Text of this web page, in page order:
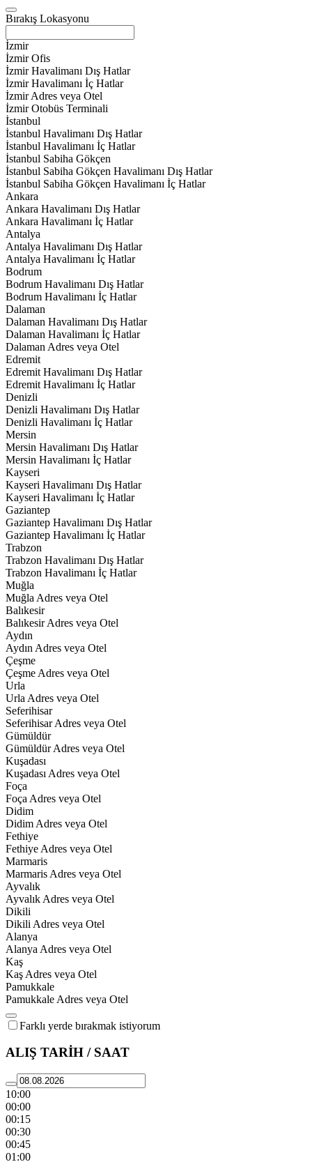
Bırakış Lokasyonu
İzmir
İzmir Ofis
İzmir Havalimanı Dış Hatlar
İzmir Havalimanı İç Hatlar
İzmir Adres veya Otel
İzmir Otobüs Terminali
İstanbul
İstanbul Havalimanı Dış Hatlar
İstanbul Havalimanı İç Hatlar
İstanbul Sabiha Gökçen
İstanbul Sabiha Gökçen Havalimanı Dış Hatlar
İstanbul Sabiha Gökçen Havalimanı İç Hatlar
Ankara
Ankara Havalimanı Dış Hatlar
Ankara Havalimanı İç Hatlar
Antalya
Antalya Havalimanı Dış Hatlar
Antalya Havalimanı İç Hatlar
Bodrum
Bodrum Havalimanı Dış Hatlar
Bodrum Havalimanı İç Hatlar
Dalaman
Dalaman Havalimanı Dış Hatlar
Dalaman Havalimanı İç Hatlar
Dalaman Adres veya Otel
Edremit
Edremit Havalimanı Dış Hatlar
Edremit Havalimanı İç Hatlar
Denizli
Denizli Havalimanı Dış Hatlar
Denizli Havalimanı İç Hatlar
Mersin
Mersin Havalimanı Dış Hatlar
Mersin Havalimanı İç Hatlar
Kayseri
Kayseri Havalimanı Dış Hatlar
Kayseri Havalimanı İç Hatlar
Gaziantep
Gaziantep Havalimanı Dış Hatlar
Gaziantep Havalimanı İç Hatlar
Trabzon
Trabzon Havalimanı Dış Hatlar
Trabzon Havalimanı İç Hatlar
Muğla
Muğla Adres veya Otel
Balıkesir
Balıkesir Adres veya Otel
Aydın
Aydın Adres veya Otel
Çeşme
Çeşme Adres veya Otel
Urla
Urla Adres veya Otel
Seferihisar
Seferihisar Adres veya Otel
Gümüldür
Gümüldür Adres veya Otel
Kuşadası
Kuşadası Adres veya Otel
Foça
Foça Adres veya Otel
Didim
Didim Adres veya Otel
Fethiye
Fethiye Adres veya Otel
Marmaris
Marmaris Adres veya Otel
Ayvalık
Ayvalık Adres veya Otel
Dikili
Dikili Adres veya Otel
Alanya
Alanya Adres veya Otel
Kaş
Kaş Adres veya Otel
Pamukkale
Pamukkale Adres veya Otel
Farklı yerde bırakmak istiyorum
ALIŞ TARİH / SAAT
10:00
00:00
00:15
00:30
00:45
01:00